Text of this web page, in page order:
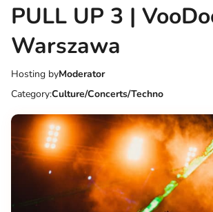
Get the App:
PULL UP 3 |
Warszawa
Hosting byModerator
Category:Culture/Concerts/Techno